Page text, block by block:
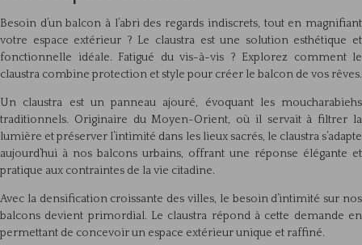
Besoin d’un balcon à l’abri des regards indiscrets, tout en magnifiant
votre espace extérieur ? Le claustra est une solution esthétique et
fonctionnelle idéale. Fatigué du vis-à-vis ? Explorez comment le
claustra combine protection et style pour créer le balcon de vos rêves.
Un claustra est un panneau ajouré, évoquant les moucharabiehs
traditionnels. Originaire du Moyen-Orient, où il servait à filtrer la
lumière et préserver l’intimité dans les lieux sacrés, le claustra s’adapte
aujourd’hui à nos balcons urbains, offrant une réponse élégante et
pratique aux contraintes de la vie citadine.
Avec la densification croissante des villes, le besoin d’intimité sur nos
balcons devient primordial. Le claustra répond à cette demande en
permettant de concevoir un espace extérieur unique et raffiné.